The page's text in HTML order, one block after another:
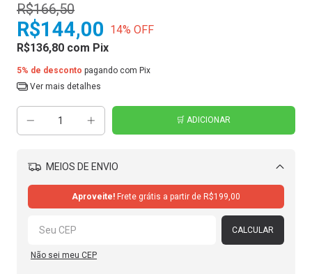
R$166,50
R$144,00 14% OFF
R$136,80 com Pix
5% de desconto pagando com Pix
Ver mais detalhes
MEIOS DE ENVIO
Aproveite! Frete grátis a partir de R$199,00
CALCULAR
Não sei meu CEP